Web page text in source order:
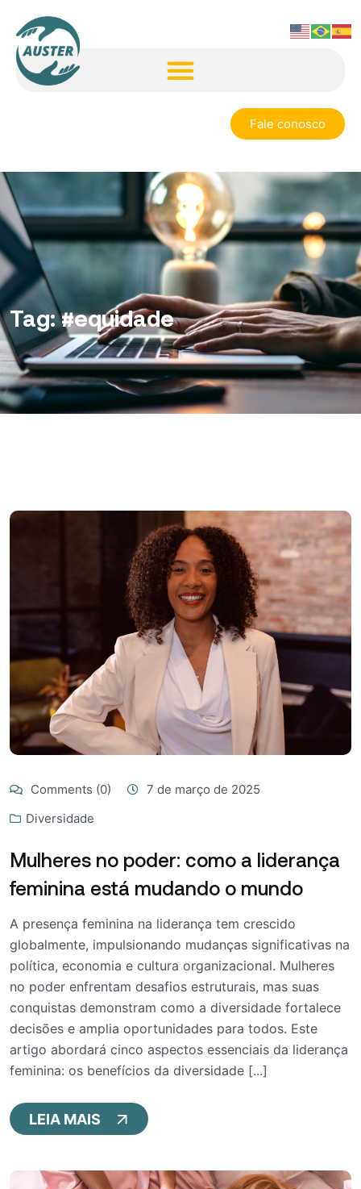
Fale conosco
Tag:#equidade
Comments (0)
7 de março de 2025
Diversidade
Mulheres no poder: como a liderança
feminina está mudando o mundo
A presença feminina na liderança tem crescido
globalmente, impulsionando mudanças significativas na
política, economia e cultura organizacional. Mulheres
no poder enfrentam desafios estruturais, mas suas
conquistas demonstram como a diversidade fortalece
decisões e amplia oportunidades para todos. Este
artigo abordará cinco aspectos essenciais da liderança
feminina: os benefícios da diversidade [...]
LEIA MAIS